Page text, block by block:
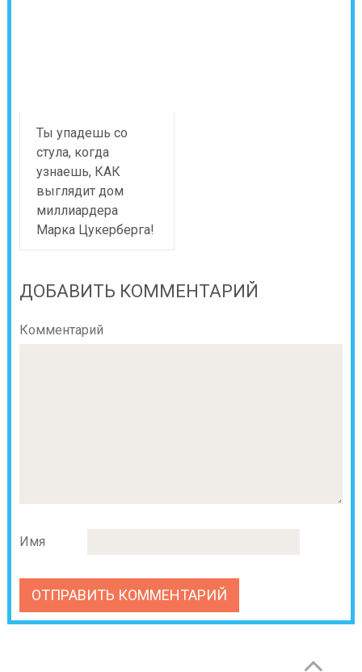
Ты упадешь со
стула, когда
узнаешь, КАК
выглядит дом
миллиардера
Марка Цукерберга!
ДОБАВИТЬ КОММЕНТАРИЙ
Комментарий
Имя